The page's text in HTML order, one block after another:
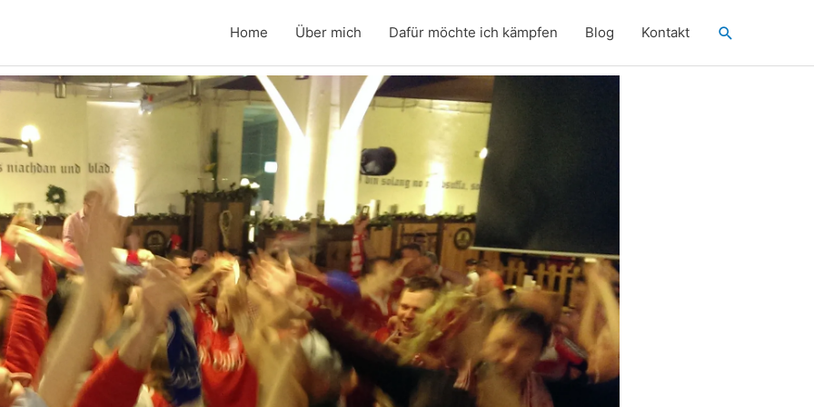
Home Über mich Dafür möchte ich kämpfen Blog Kontakt Suchen